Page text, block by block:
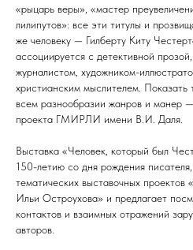
«рыцарь веры», «мастер
лилипутов»: все эти титулы и
же человеку — Гилберту Киту
ассоциируется с детективной
журналистом, художником-
христианским мыслителем. Показать
всем разнообразии жанров и манер
проекта ГМИРЛИ имени В.И. Даля.
Выставка «Человек, который был
150-летию со дня рождения
тематических выставочных проектов
Ильи Остроухова» и предлагает
контактов и взаимных отражений
авторов.